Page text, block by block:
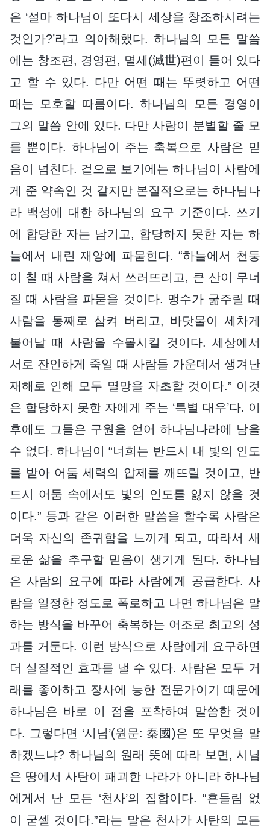
은 ‘설마 하나님이 또다시 세상을 창조하시려는
것인가?’라고 의아해했다. 하나님의 모든 말씀
에는 창조편, 경영편, 멸세(滅世)편이 들어 있다
고 할 수 있다. 다만 어떤 때는 뚜렷하고 어떤
때는 모호할 따름이다. 하나님의 모든 경영이
그의 말씀 안에 있다. 다만 사람이 분별할 줄 모
를 뿐이다. 하나님이 주는 축복으로 사람은 믿
음이 넘친다. 겉으로 보기에는 하나님이 사람에
게 준 약속인 것 같지만 본질적으로는 하나님나
라 백성에 대한 하나님의 요구 기준이다. 쓰기
에 합당한 자는 남기고, 합당하지 못한 자는 하
늘에서 내린 재앙에 파묻힌다. “하늘에서 천둥
이 칠 때 사람을 쳐서 쓰러뜨리고, 큰 산이 무너
질 때 사람을 파묻을 것이다. 맹수가 굶주릴 때
사람을 통째로 삼켜 버리고, 바닷물이 세차게
불어날 때 사람을 수몰시킬 것이다. 세상에서
서로 잔인하게 죽일 때 사람들 가운데서 생겨난
재해로 인해 모두 멸망을 자초할 것이다.” 이것
은 합당하지 못한 자에게 주는 ‘특별 대우’다. 이
후에도 그들은 구원을 얻어 하나님나라에 남을
수 없다. 하나님이 “너희는 반드시 내 빛의 인도
를 받아 어둠 세력의 압제를 깨뜨릴 것이고, 반
드시 어둠 속에서도 빛의 인도를 잃지 않을 것
이다.” 등과 같은 이러한 말씀을 할수록 사람은
더욱 자신의 존귀함을 느끼게 되고, 따라서 새
로운 삶을 추구할 믿음이 생기게 된다. 하나님
은 사람의 요구에 따라 사람에게 공급한다. 사
람을 일정한 정도로 폭로하고 나면 하나님은 말
하는 방식을 바꾸어 축복하는 어조로 최고의 성
과를 거둔다. 이런 방식으로 사람에게 요구하면
더 실질적인 효과를 낼 수 있다. 사람은 모두 거
래를 좋아하고 장사에 능한 전문가이기 때문에
하나님은 바로 이 점을 포착하여 말씀한 것이
다. 그렇다면 ‘시님’(원문: 秦國)은 또 무엇을 말
하겠느냐? 하나님의 원래 뜻에 따라 보면, 시님
은 땅에서 사탄이 패괴한 나라가 아니라 하나님
에게서 난 모든 ‘천사’의 집합이다. “흔들림 없
이 굳셀 것이다.”라는 말은 천사가 사탄의 모든